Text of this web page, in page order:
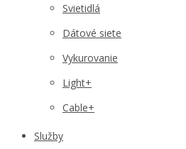
Svietidlá
Dátové siete
Vykurovanie
Light+
Cable+
Služby